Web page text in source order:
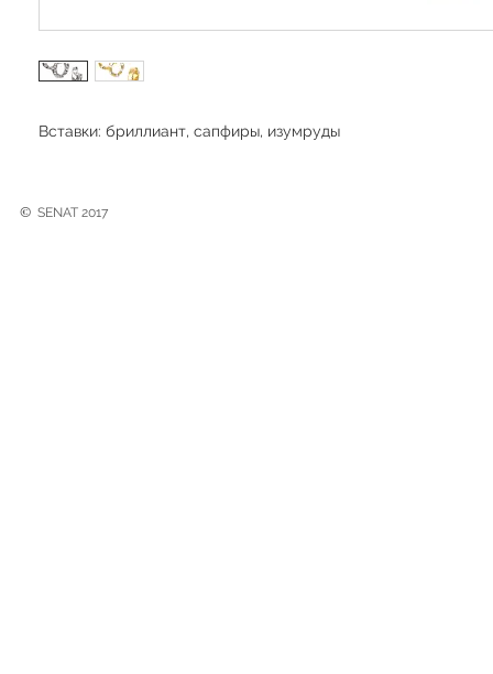
Вставки: бриллиант, сапфиры, изумруды
© SENAT 2017